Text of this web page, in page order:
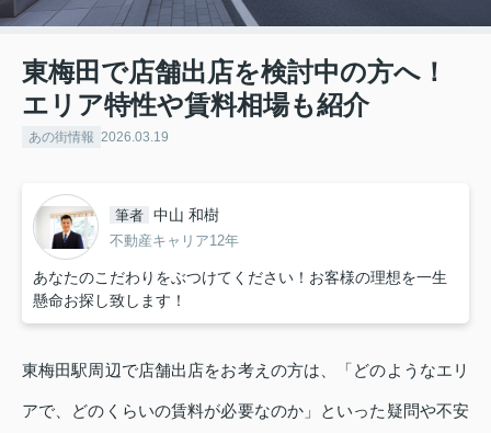
東梅田で店舗出店を検討中の方へ！
エリア特性や賃料相場も紹介
あの街情報 2026.03.19
筆者 中山 和樹
不動産キャリア12年
あなたのこだわりをぶつけてください！お客様の理想を一生
懸命お探し致します！
東梅田駅周辺で店舗出店をお考えの方は、「どのようなエリ
アで、どのくらいの賃料が必要なのか」といった疑問や不安